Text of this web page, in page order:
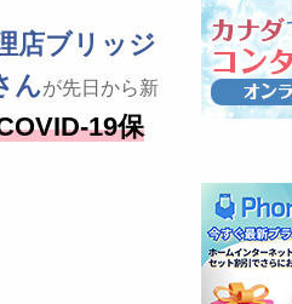
店ブリッジ
んが先日から新
19保